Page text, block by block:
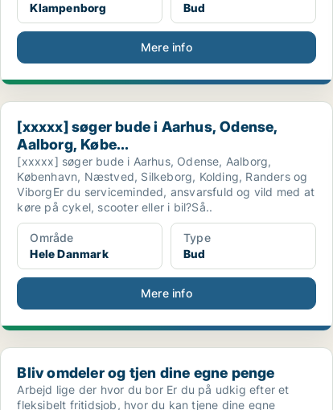
Klampenborg
Bud
Mere info
[xxxxx] søger bude i Aarhus, Odense, Aalborg, Købe...
[xxxxx] søger bude i Aarhus, Odense,
Aalborg, Købe...
[xxxxx] søger bude i Aarhus, Odense, Aalborg,
København, Næstved, Silkeborg, Kolding, Randers og
ViborgEr du serviceminded, ansvarsfuld og vild med at
køre på cykel, scooter eller i bil?Så..
Område
Hele Danmark
Type
Bud
Mere info
Bliv omdeler og tjen dine egne penge
Bliv omdeler og tjen dine egne penge
Arbejd lige der hvor du bor Er du på udkig efter et
fleksibelt fritidsjob, hvor du kan tjene dine egne